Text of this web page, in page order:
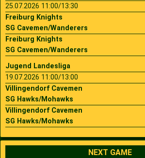
25.07.2026 11:00/13:30
Freiburg Knights
SG Cavemen/Wanderers
Freiburg Knights
SG Cavemen/Wanderers
Jugend Landesliga
19.07.2026 11:00/13:00
Villingendorf Cavemen
SG Hawks/Mohawks
Villingendorf Cavemen
SG Hawks/Mohawks
NEXT GAME